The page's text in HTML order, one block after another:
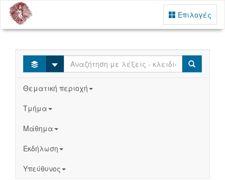
Επιλογές
Select Search
Θεματική περιοχή
Τμήμα
Μάθημα
Εκδήλωση
Υπεύθυνος